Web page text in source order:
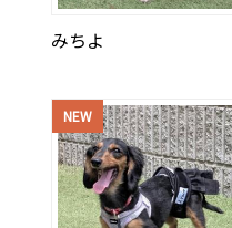
みちよ
NEW